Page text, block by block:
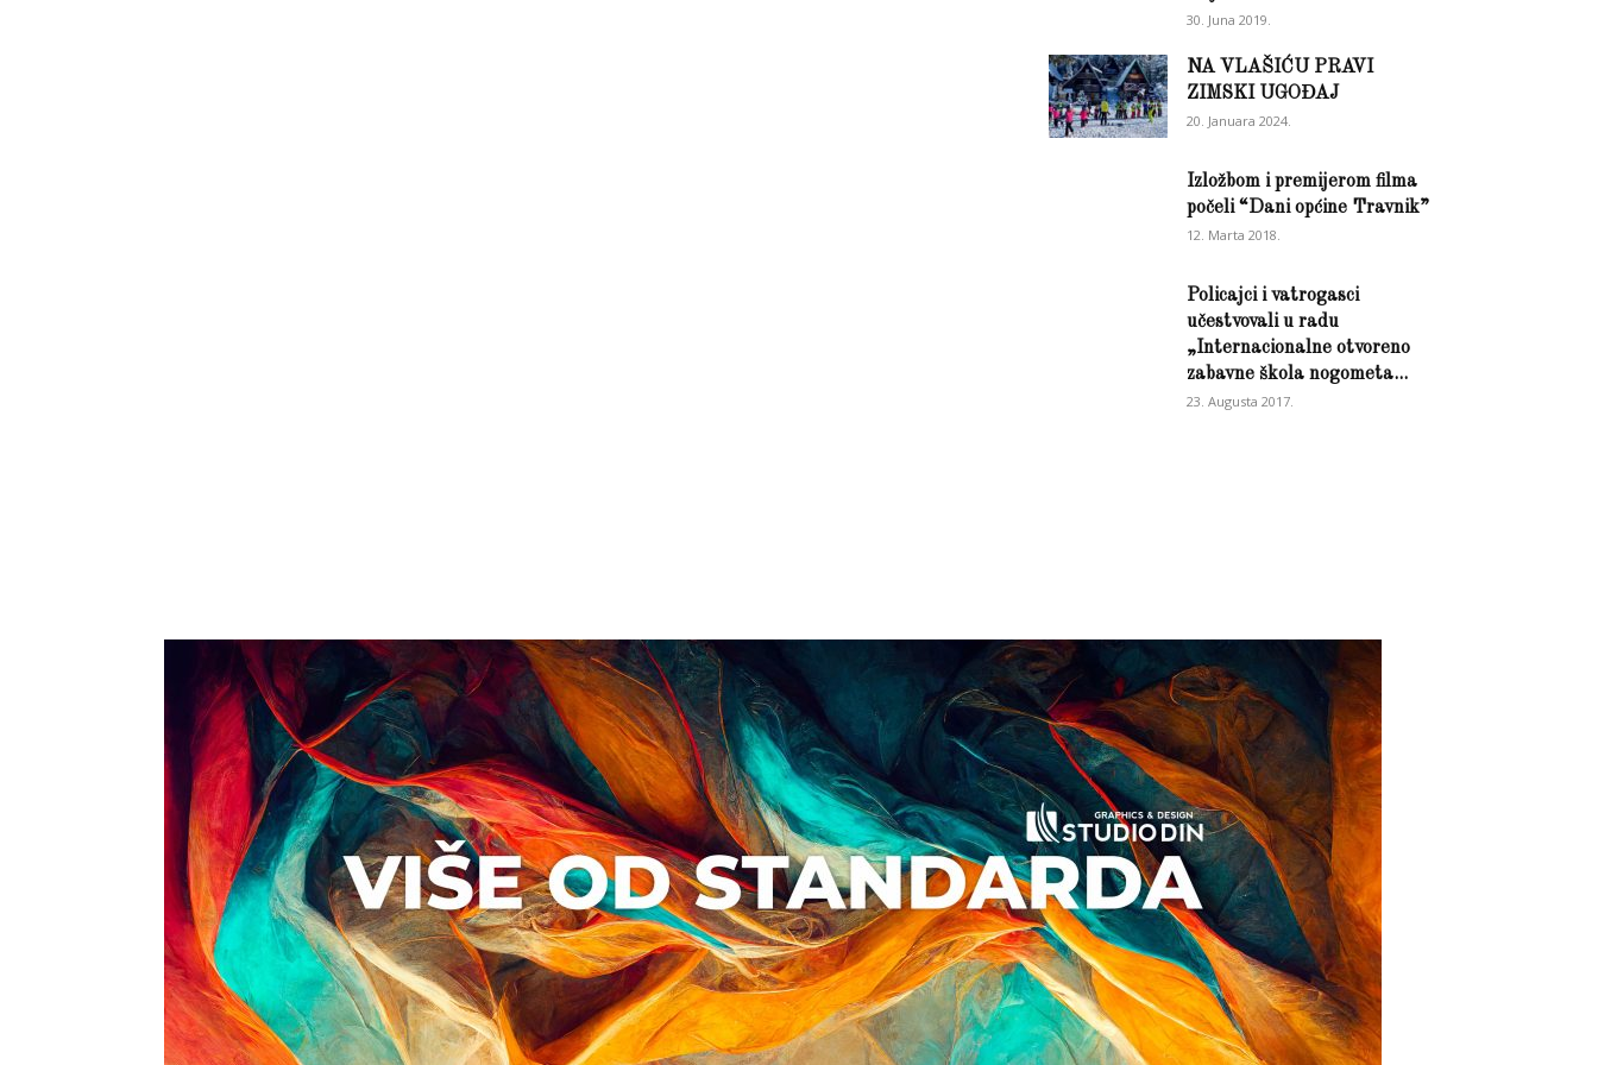
30. Juna 2019.
NA VLAŠIĆU PRAVI
ZIMSKI UGOĐAJ
20. Januara 2024.
Izložbom i premijerom filma
počeli “Dani općine Travnik”
12. Marta 2018.
Policajci i vatrogasci
učestvovali u radu
„Internacionalne otvoreno
zabavne škola nogometa...
23. Augusta 2017.